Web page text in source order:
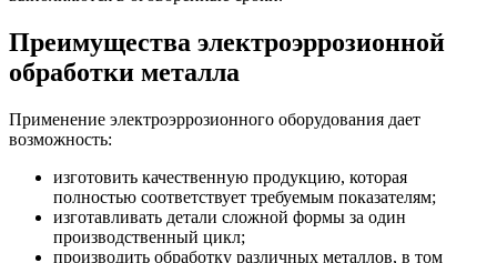
Преимущества электроэррозионной
обработки металла
Применение электроэррозионного оборудования дает
возможность:
изготовить качественную продукцию, которая
полностью соответствует требуемым показателям;
изготавливать детали сложной формы за один
производственный цикл;
производить обработку различных металлов, в том